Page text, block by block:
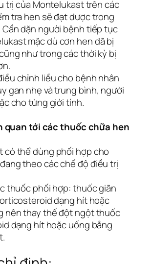
trị của Montelukast trên các
tra hen sẽ đạt dược trong
Cần dặn người bệnh tiếp tục
mặc dù cơn hen đã bị
như trong các thời kỳ bị
chỉnh liều cho bệnh nhân
gan nhẹ và trung bình, người
cho từng giới tính.
tới các thuốc chữa hen
có thể dùng phối hợp cho
theo các chế độ điều trị
thuốc phối hợp: thuốc giãn
dạng hít hoặc
nên thay thế đột ngột thuốc
dạng hít hoặc uống bằng